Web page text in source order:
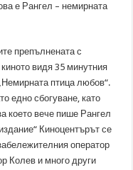
е Рангел – немирната
препълнената с
видя 35 минутния
птица любов“.
едно сбогуване, като
което вече пише Рангел
Киноцентърът се
оператор
Колев и много други